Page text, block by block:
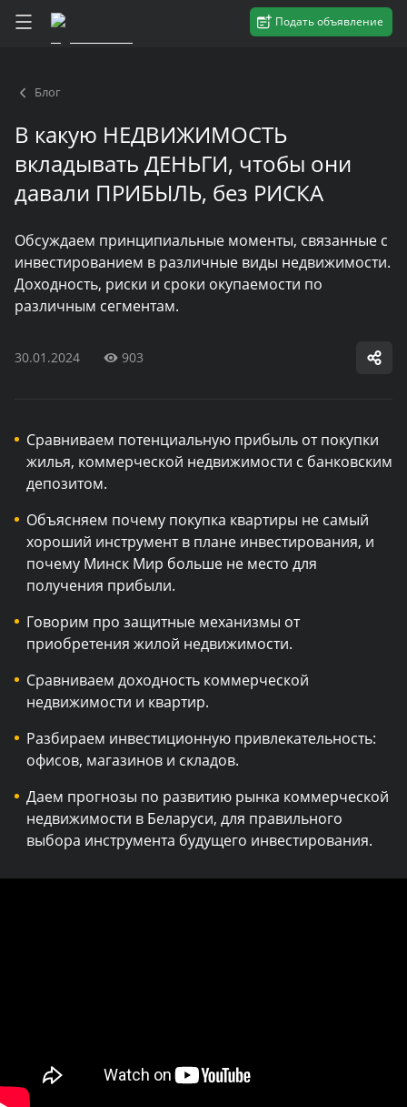
Подать объявление
Блог
В какую НЕДВИЖИМОСТЬ
вкладывать ДЕНЬГИ, чтобы они
давали ПРИБЫЛЬ, без РИСКА
Обсуждаем принципиальные моменты, связанные с
инвестированием в различные виды недвижимости.
Доходность, риски и сроки окупаемости по
различным сегментам.
30.01.2024 903
Сравниваем потенциальную прибыль от покупки
жилья, коммерческой недвижимости с банковским
депозитом.
Объясняем почему покупка квартиры не самый
хороший инструмент в плане инвестирования, и
почему Минск Мир больше не место для
получения прибыли.
Говорим про защитные механизмы от
приобретения жилой недвижимости.
Сравниваем доходность коммерческой
недвижимости и квартир.
Разбираем инвестиционную привлекательность:
офисов, магазинов и складов.
Даем прогнозы по развитию рынка коммерческой
недвижимости в Беларуси, для правильного
выбора инструмента будущего инвестирования.